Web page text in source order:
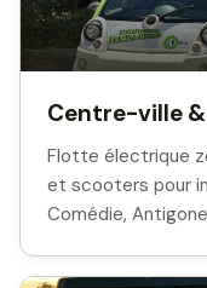
Centre-ville
Flotte électrique
et scooters pour
Comédie,